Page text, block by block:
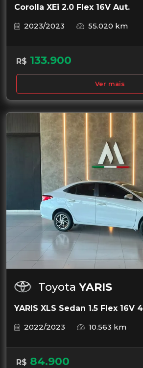
Corolla XEi 2.0 Flex 16V Aut.
2023/2023
55.020 km
R$ 133.900
Ver mais
Toyota YARIS
YARIS XLS Sedan 1.5 Flex 16V
2022/2023
10.563 km
R$ 84.900